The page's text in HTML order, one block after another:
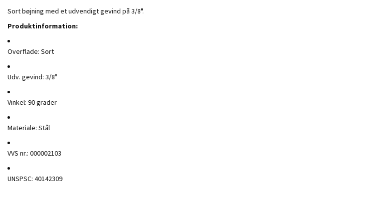
Sort bøjning med et udvendigt gevind på 3/8".
Produktinformation:
Overflade: Sort
Udv. gevind: 3/8"
Vinkel: 90 grader
Materiale: Stål
VVS nr.: 000002103
UNSPSC: 40142309